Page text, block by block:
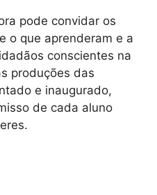
pode convidar os
o que aprenderam e a
conscientes na
produções das
e inaugurado,
de cada aluno